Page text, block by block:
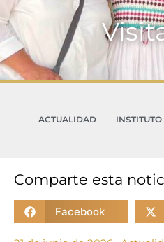
ACTUALIDAD
Comparte esta
Facebook